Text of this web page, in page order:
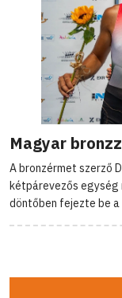
Magyar
A bronzérmet szerző
kétpárevezős egység
döntőben fejezte be